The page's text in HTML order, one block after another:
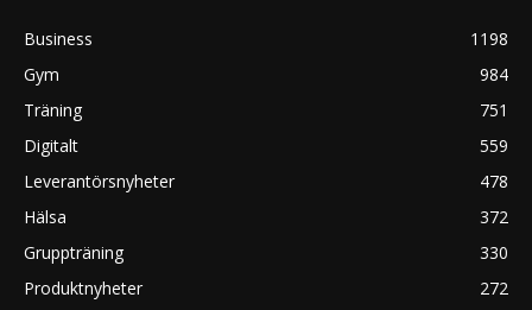
Business
1198
Gym
984
Träning
751
Digitalt
559
Leverantörsnyheter
478
Hälsa
372
Gruppträning
330
Produktnyheter
272